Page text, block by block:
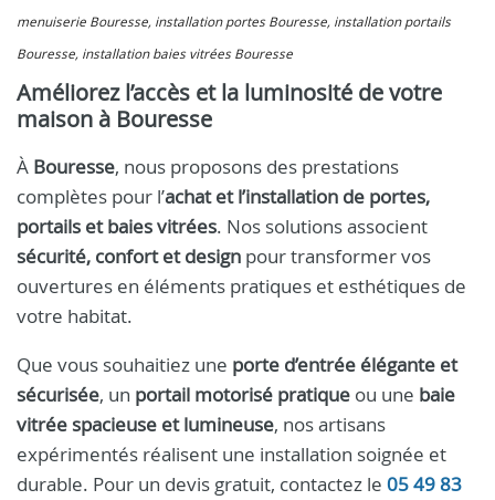
menuiserie Bouresse, installation portes Bouresse, installation portails
Bouresse, installation baies vitrées Bouresse
Améliorez l’accès et la luminosité de votre
maison à Bouresse
À Bouresse, nous proposons des prestations
complètes pour l’achat et l’installation de portes,
portails et baies vitrées. Nos solutions associent
sécurité, confort et design pour transformer vos
ouvertures en éléments pratiques et esthétiques de
votre habitat.
Que vous souhaitiez une porte d’entrée élégante et
sécurisée, un portail motorisé pratique ou une baie
vitrée spacieuse et lumineuse, nos artisans
expérimentés réalisent une installation soignée et
durable. Pour un devis gratuit, contactez le 05 49 83